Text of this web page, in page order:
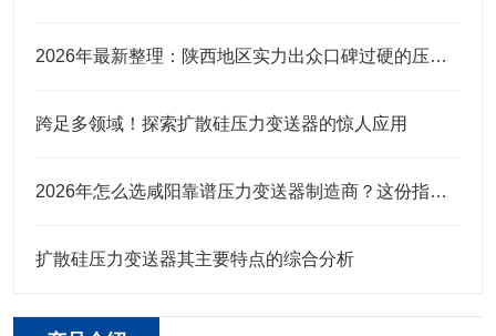
2026年最新整理：陕西地区实力出众口碑过硬的压力变送器品牌
跨足多领域！探索扩散硅压力变送器的惊人应用
2026年怎么选咸阳靠谱压力变送器制造商？这份指南帮你轻松避坑
扩散硅压力变送器其主要特点的综合分析